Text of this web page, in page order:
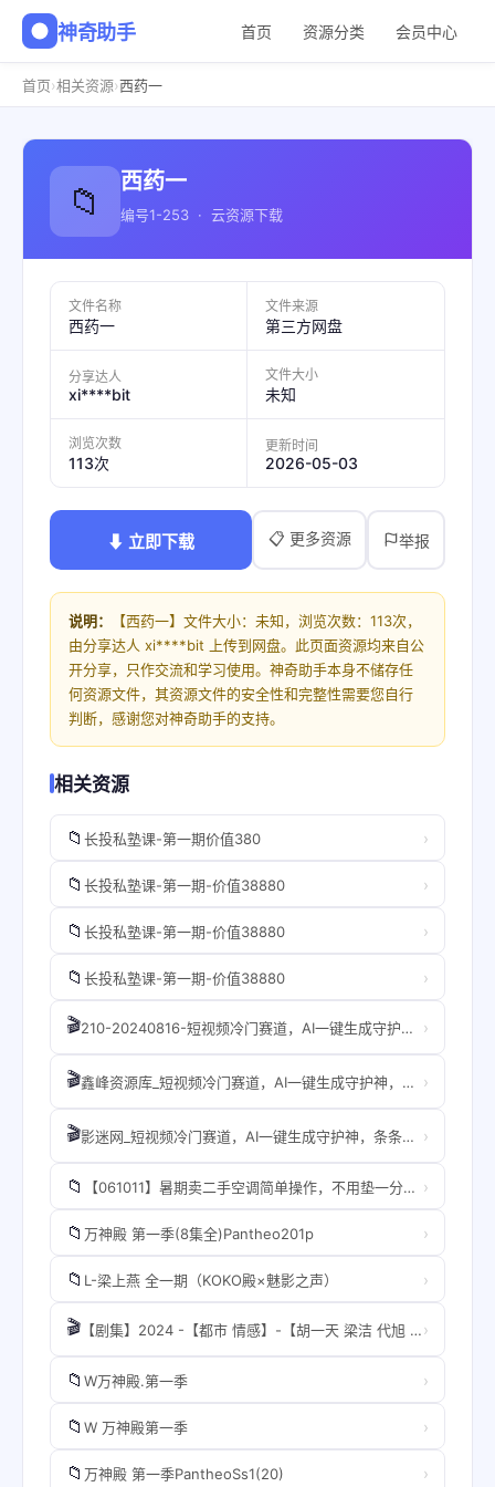
神奇助手 首页 资源分类 会员中心
首页›相关资源›西药一
📁 西药一
编号1-253 · 云资源下载
文件名称
西药一
文件来源
第三方网盘
分享达人
xi****bit
文件大小
未知
浏览次数
113次
更新时间
2026-05-03
⬇ 立即下载 📋 更多资源 举报
说明：
【西药一】文件大小：未知，浏览次数：113次，
由分享达人 xi****bit 上传到网盘。此页面资源均来自公
开分享，只作交流和学习使用。神奇助手本身不储存任
何资源文件，其资源文件的安全性和完整性需要您自行
判断，感谢您对神奇助手的支持。
相关资源
📁 长投私塾课-第一期价值380 ›
📁 长投私塾课-第一期-价值38880 ›
📁 长投私塾课-第一期-价值38880 ›
📁 长投私塾课-第一期-价值38880 ›
🎬 210-20240816-短视频冷门赛道，AI一键生成守护神，条条视频爆款，简单易上手，轻松获取睡后收入【揭秘】 ›
🎬 鑫峰资源库_短视频冷门赛道，AI一键生成守护神，条条视频爆款，简单易上手，轻松获取睡后收入【揭秘】 ›
🎬 影迷网_短视频冷门赛道，AI一键生成守护神，条条视频爆款，简单易上手，轻松获取睡后收入【揭秘】 ›
📁 【061011】暑期卖二手空调简单操作，不用垫一分钱日入2000+，小白也能做 ›
📁 万神殿 第一季(8集全)Pantheo201p ›
📁 L-梁上燕 全一期（KOKO殿×魅影之声） ›
🎬 【剧集】2024 -【都市 情感】-【胡一天 梁洁 代旭 刘畅 孙嘉灵 李殿尊】›
📁 W万神殿.第一季 ›
📁 W 万神殿第一季 ›
📁 万神殿 第一季PantheoSs1(20) ›